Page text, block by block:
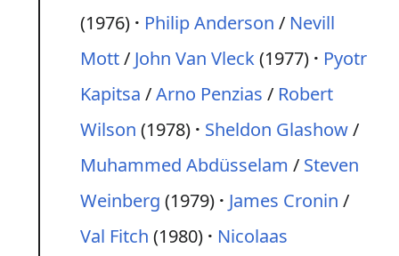
(1976)
Philip Anderson / Nevill
Mott/ John Van Vleck(1977)
Pyotr
Kapitsa /Arno Penzias / Robert
Wilson (1978) Sheldon Glashow/
Muhammed Abdüsselam / Steven
Weinberg (1979) James Cronin /
Val Fitch (1980)
Nicolaas